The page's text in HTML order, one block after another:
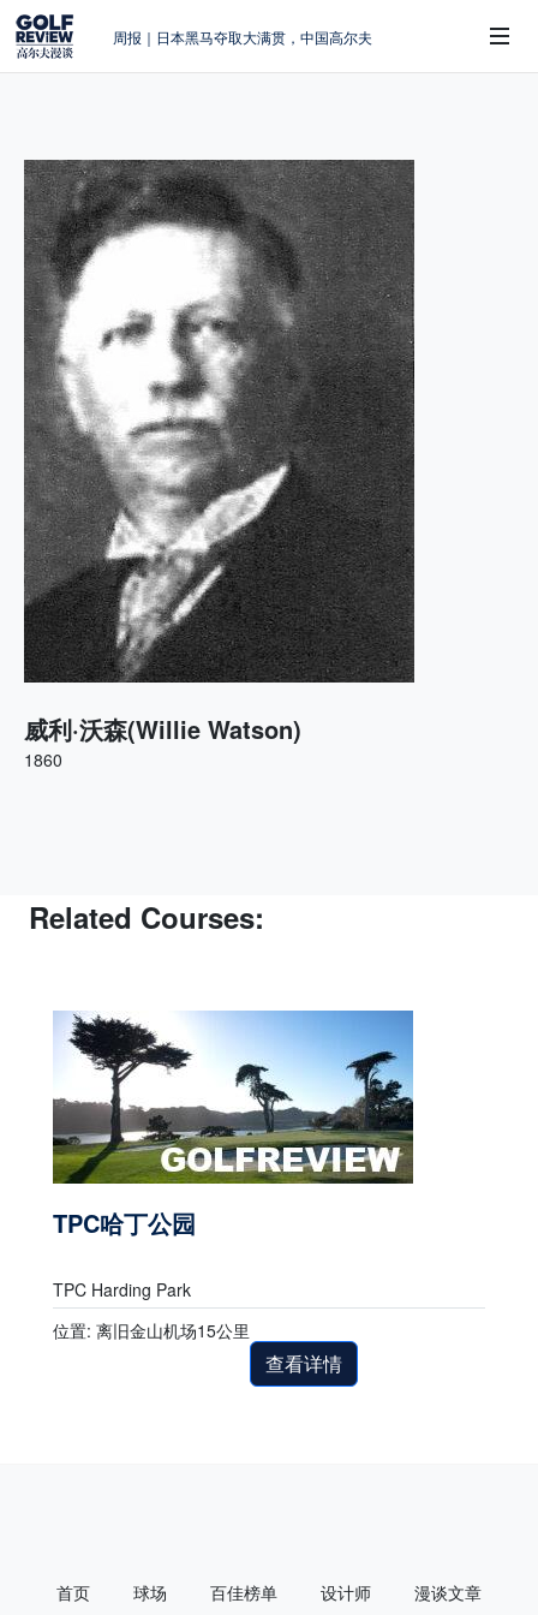
周报｜日本黑马夺取大满贯，中国高尔夫
蜕变
周报｜亚巡“换码头”，果岭脱鞋抗议的乌
龙
查莉·赫尔：不断制造“麻烦”的流量明星
威利·沃森(Willie Watson)
1860
Related Courses:
TPC哈丁公园
TPC Harding Park
位置: 离旧金山机场15公里
查看详情
首页 球场 百佳榜单 设计师 漫谈文章